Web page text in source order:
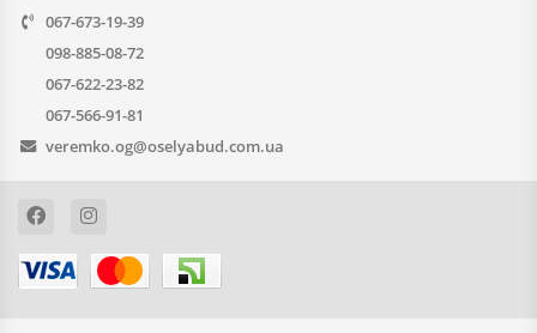
067-673-19-39
098-885-08-72
067-622-23-82
067-566-91-81
veremko.og@oselyabud.com.ua